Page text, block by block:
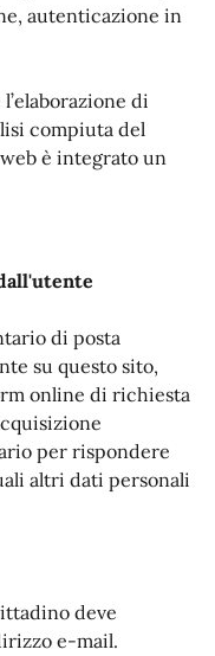
autenticazione in
di
compiuta del
è integrato un
di posta
su questo sito,
online di richiesta
per rispondere
altri dati personali
deve
e-mail.